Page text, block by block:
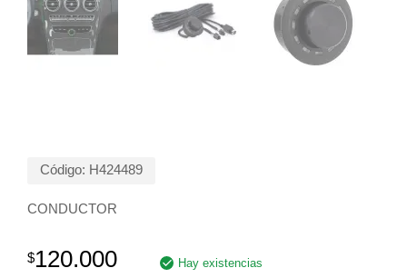
Código: H424489
CONDUCTOR
$120.000 Hay existencias